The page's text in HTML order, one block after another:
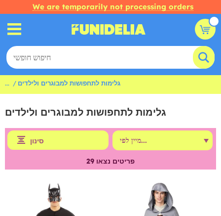
We are temporarily not processing orders
... גלימות לתחפושות למבוגרים ולילדים
גלימות לתחפושות למבוגרים ולילדים
סינון
29 פריטים נצאו